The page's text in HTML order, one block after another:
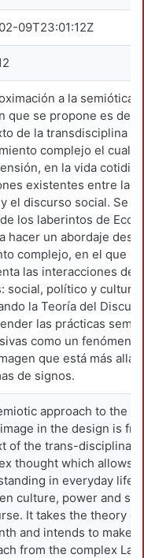
09T23:01:12Z
a la semiótica
que se propone es
de la transdisciplina y
complejo el cual
en la vida
existentes entre la
el discurso social. Se
los laberintos de Eco
hacer un abordaje
complejo, en el que
las interacciones de
social, político y cultural
la Teoría del
las prácticas
como un fenómeno
que está más allá
de signos.
approach to the
in the design is
of the trans-
thought which allows
in everyday life,
culture, power and
It takes the theory of
and intends to make
from the complex